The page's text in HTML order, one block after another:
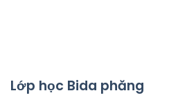
Lớp học Bida phăng